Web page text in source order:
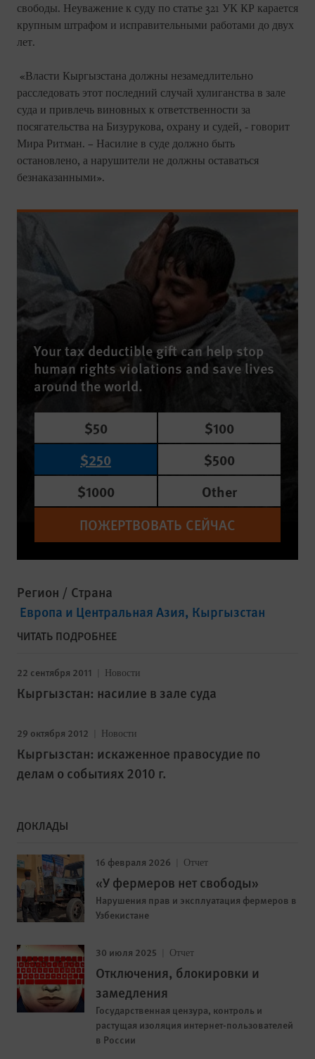
свободы. Неуважение к суду по статье 321 УК КР карается
крупным штрафом и исправительными работами до двух
лет.
«Власти Кыргызстана должны незамедлительно
расследовать этот последний случай хулиганства в зале
суда и привлечь виновных к ответственности за
посягательства на Бизурукова, охрану и судей, - говорит
Мира Ритман. – Насилие в суде должно быть
остановлено, а нарушители не должны оставаться
безнаказанными».
Your tax deductible gift can help stop
human rights violations and save lives
around the world.
$50
$100
$250
$500
$1000
Other
ПОЖЕРТВОВАТЬ СЕЙЧАС
Регион / Страна
Европа и Центральная Азия Кыргызстан
ЧИТАТЬ ПОДРОБНЕЕ
22 сентября 2011 Новости
Кыргызстан: насилие в зале суда
29 октября 2012 Новости
Кыргызстан: искаженное правосудие по
делам о событиях 2010 г.
ДОКЛАДЫ
16 февраля 2026 Отчет
«У фермеров нет свободы»
Нарушения прав и эксплуатация фермеров в
Узбекистане
30 июля 2025 Отчет
Отключения, блокировки и
замедления
Государственная цензура, контроль и
растущая изоляция интернет-пользователей
в России